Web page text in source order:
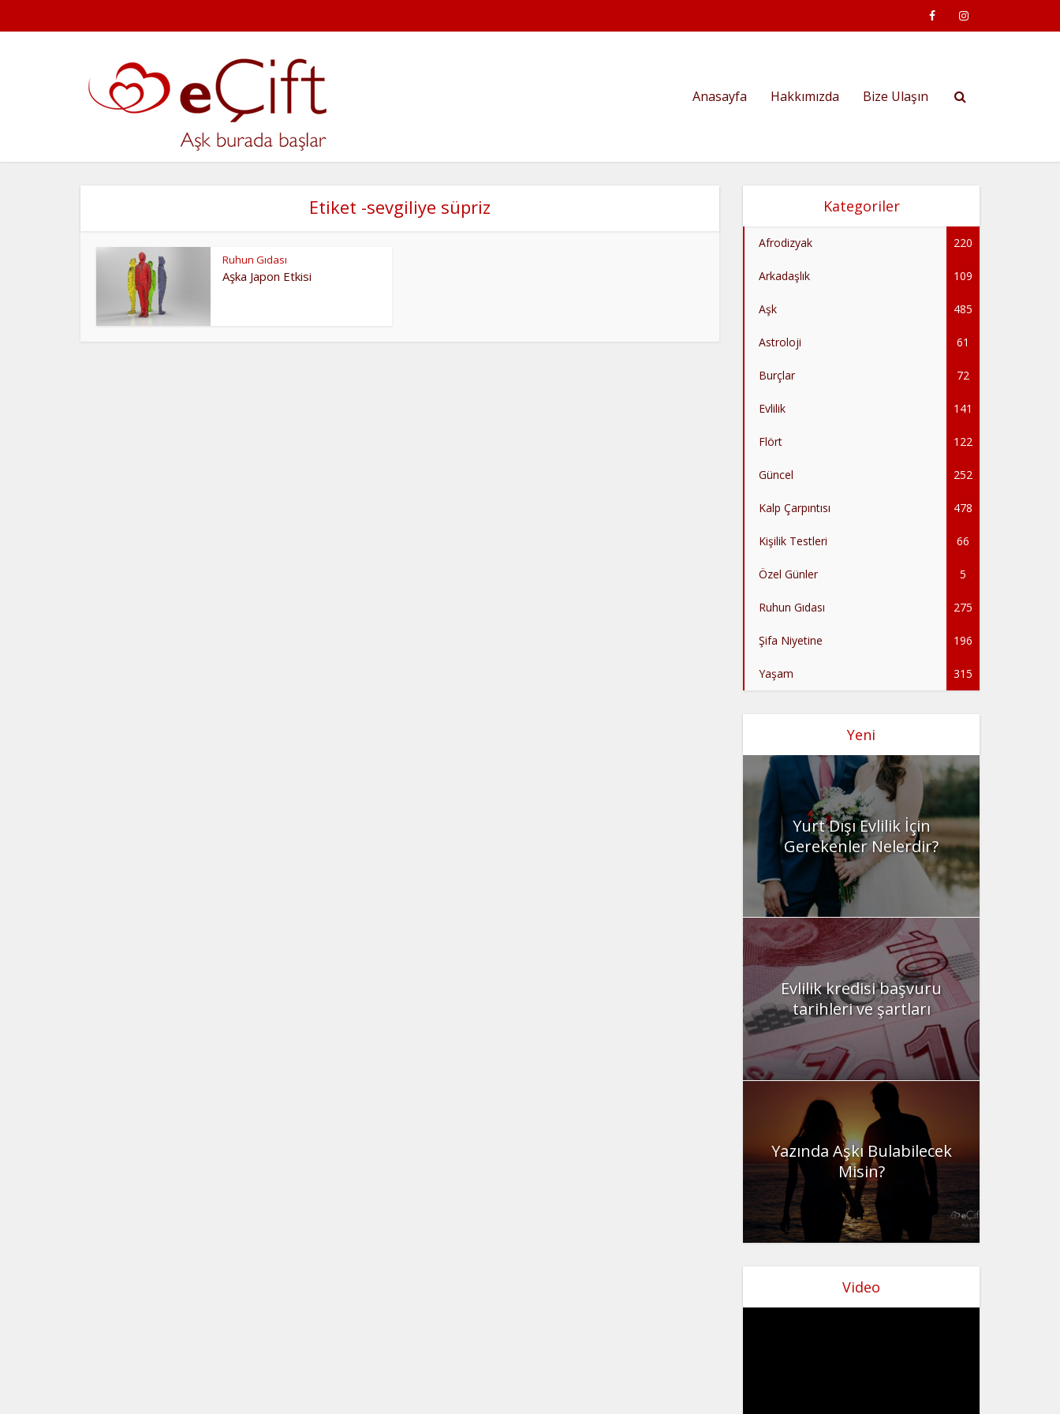
Anasayfa Hakkımızda Bize Ulaşın
Etiket -sevgiliye süpriz
Ruhun Gıdası
Aşka Japon Etkisi
Kategoriler
Afrodizyak 220
Arkadaşlık 109
Aşk 485
Astroloji 61
Burçlar 72
Evlilik 141
Flört 122
Güncel 252
Kalp Çarpıntısı 478
Kişilik Testleri 66
Özel Günler 5
Ruhun Gıdası 275
Şifa Niyetine 196
Yaşam 315
Yeni
Yurt Dışı Evlilik İçin
Gerekenler Nelerdir?
Evlilik kredisi başvuru
tarihleri ve şartları
Yazında Aşkı Bulabilecek
Misin?
Video